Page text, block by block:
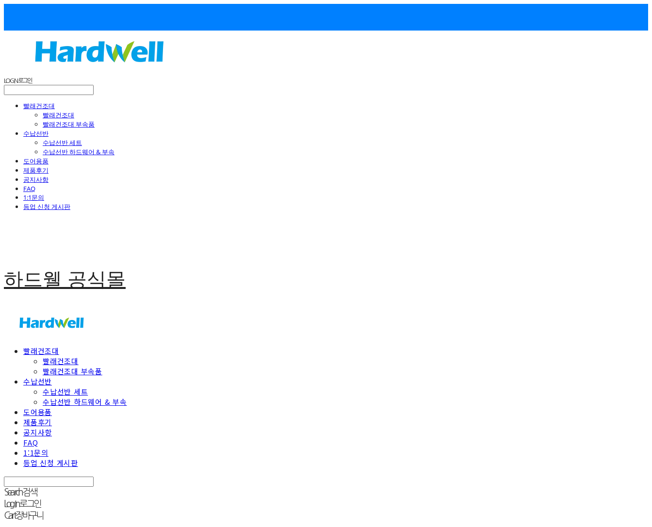
LOG IN로그인
빨래건조대
빨래건조대
빨래건조대 부속품
수납선반
수납선반 세트
수납선반 하드웨어 & 부속
도어용품
제품후기
공지사항
FAQ
1:1문의
등업 신청 게시판
하드웰 공식몰
빨래건조대
빨래건조대
빨래건조대 부속품
수납선반
수납선반 세트
수납선반 하드웨어 & 부속
도어용품
제품후기
공지사항
FAQ
1:1문의
등업 신청 게시판
Search검색
Log In로그인
Cart장바구니